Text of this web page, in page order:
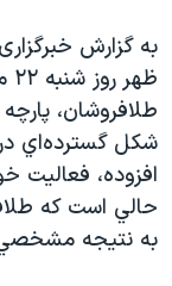
به گزارش
طلافروشان،
شكل گسترده‌اي در
افزوده، فعاليت
حالي است كه
به نتيجه مشخصي